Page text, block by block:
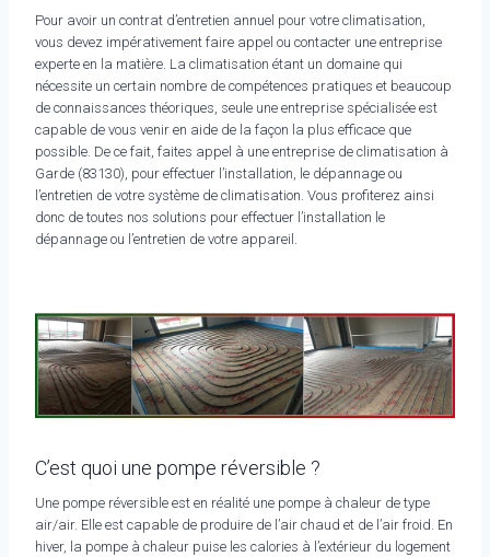
Pour avoir un contrat d’entretien annuel pour votre climatisation,
vous devez impérativement faire appel ou contacter une entreprise
experte en la matière. La climatisation étant un domaine qui
nécessite un certain nombre de compétences pratiques et beaucoup
de connaissances théoriques, seule une entreprise spécialisée est
capable de vous venir en aide de la façon la plus efficace que
possible. De ce fait, faites appel à une entreprise de climatisation à
Garde (83130), pour effectuer l’installation, le dépannage ou
l’entretien de votre système de climatisation. Vous profiterez ainsi
donc de toutes nos solutions pour effectuer l’installation le
dépannage ou l’entretien de votre appareil.
C’est quoi une pompe réversible ?
Une pompe réversible est en réalité une pompe à chaleur de type
air/air. Elle est capable de produire de l’air chaud et de l’air froid. En
hiver, la pompe à chaleur puise les calories à l’extérieur du logement